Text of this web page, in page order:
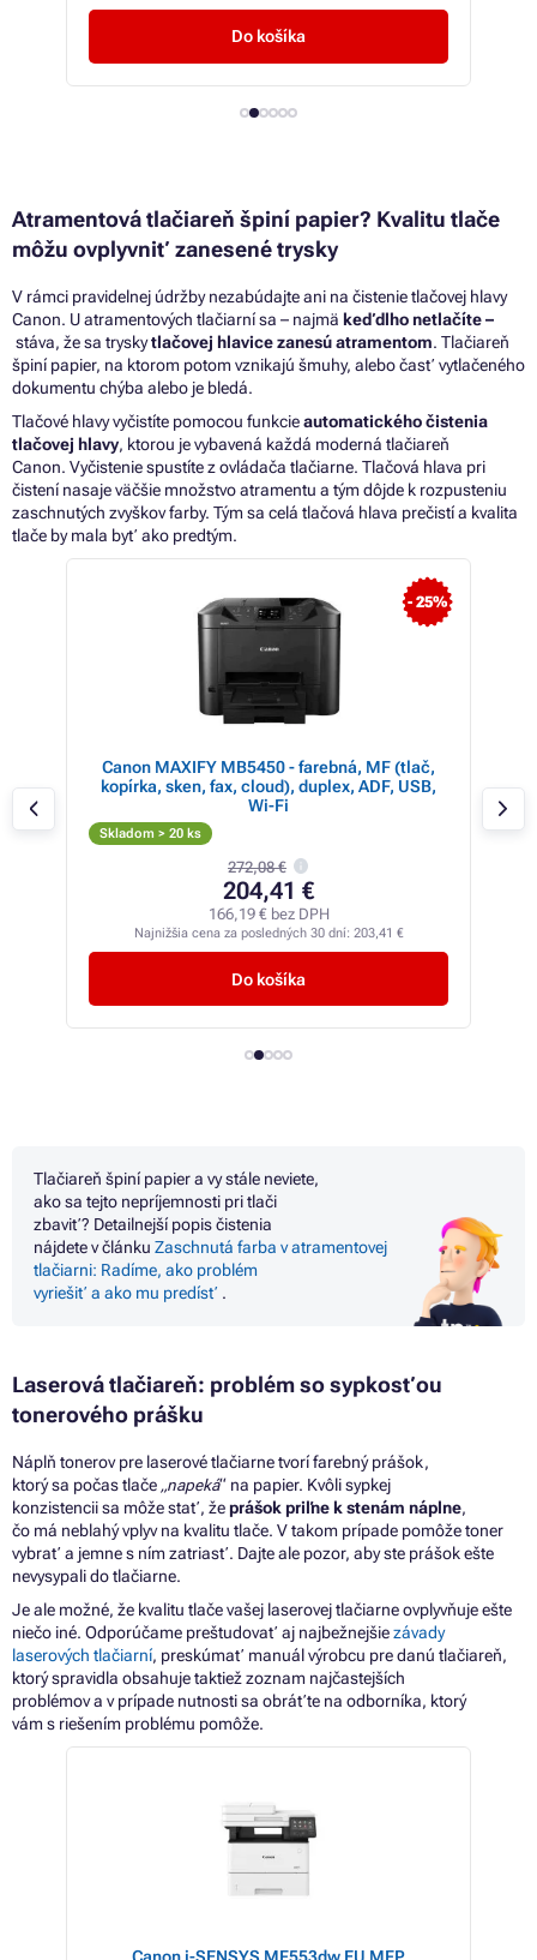
Do košíka
Atramentová tlačiareň špiní papier? Kvalitu tlače
môžu ovplyvniť zanesené trysky
V rámci pravidelnej údržby nezabúdajte ani na čistenie tlačovej hlavy
Canon. U atramentových tlačiarnísa – najmä keď dlho netlačíte–
stáva, žesa tryskytlačovej hlavice zanesú atramentom. Tlačiareň
špiní papier, na ktorom potom vznikajú šmuhy, alebo časť vytlačeného
dokumentu chýba alebo je bledá.
Tlačové hlavy vyčistíte pomocou funkcieautomatického čistenia
tlačovej hlavy, ktorou jevybavená každá moderná tlačiareň
Canon. Vyčistenie spustítezovládača tlačiarne. Tlačová hlava pri
čistení nasaje väčšie množstvo atramentu a tým dôjde k rozpusteniu
zaschnutých zvyškov farby. Týmsa celá tlačová hlava prečistía kvalita
tlače bymala byť ako predtým.
- 23%
Canon PIXMA TS8750 - PSC/Wi-Fi/WiFi-
Direct/Duplex/PictBridge/4800x1200/USB
white
Skladom 18 ks
242,70 €
187,94 €
152,80 € bez DPH
Najnižšia cena za posledných 30 dní: 186,55 €
Do košíka
Tlačiareň špiní papiera vy stále neviete,
akosa tejto nepríjemnosti pri tlači
zbaviť? Detailnejší popis čistenia
nájdetevčlánku Zaschnutá farba vatramentovej
tlačiarni: Radíme, ako problém
vyriešiť a ako mu predísť .
Laserová tlačiareň: problémsosypkosťou
tonerového prášku
Náplň tonerov pre laserové tlačiarne tvorí farebný prášok,
ktorýsa počas tlače „napeká“ na papier. Kvôli sypkej
konzistenciisa môže stať, žeprášok priľne kstenám náplne,
čo má neblahý vplyvna kvalitu tlače. Vtakom prípade pomôže toner
vybrať a jemnes ním zatriasť. Dajte ale pozor, aby ste prášok ešte
nevysypalidotlačiarne.
Je ale možné, že kvalitu tlače vašej laserovej tlačiarne ovplyvňuje ešte
niečo iné. Odporúčame preštudovať aj najbežnejšiezávady
laserových tlačiarní, preskúmať manuál výrobcu pre danú tlačiareň,
ktorý spravidla obsahuje taktiež zoznam najčastejších
problémova vprípade nutnostisa obráťte na odborníka, ktorý
váms riešením problému pomôže.